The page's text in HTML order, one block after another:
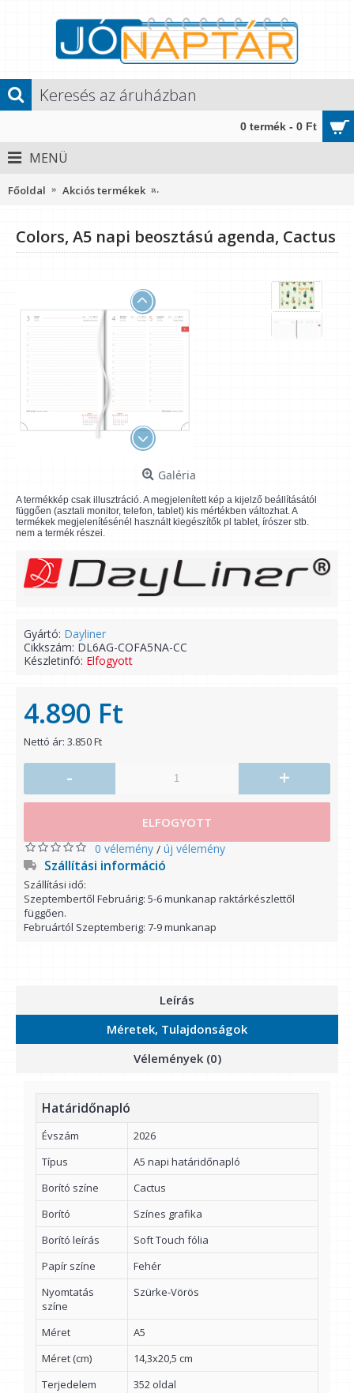
0 termék - 0 Ft
MENÜ
Főoldal Akciós termékek
Colors, A5 napi beosztású agenda, Cactus
Galéria
A termékkép csak illusztráció. A megjelenített kép a kijelző beállításától
függően (asztali monitor, telefon, tablet) kis mértékben változhat. A
termékek megjelenítésénél használt kiegészítők pl tablet, írószer stb.
nem a termék részei.
Gyártó: Dayliner
Cikkszám: DL6AG-COFA5NA-CC
Készletinfó: Elfogyott
4.890 Ft
Nettó ár: 3.850 Ft
- +
ELFOGYOTT
0 vélemény / új vélemény
Szállítási információ
Szállítási idő:
Szeptembertől Februárig: 5-6 munkanap raktárkészlettől
függően.
Februártól Szeptemberig: 7-9 munkanap
Leírás
Méretek, Tulajdonságok
Vélemények (0)
Határidőnapló
Évszám
2026
Típus
A5 napi határidőnapló
Borító színe
Cactus
Borító
Színes grafika
Borító leírás
Soft Touch fólia
Papír színe
Fehér
Nyomtatás
színe
Szürke-Vörös
Méret
A5
Méret (cm)
14,3x20,5 cm
Terjedelem
352 oldal